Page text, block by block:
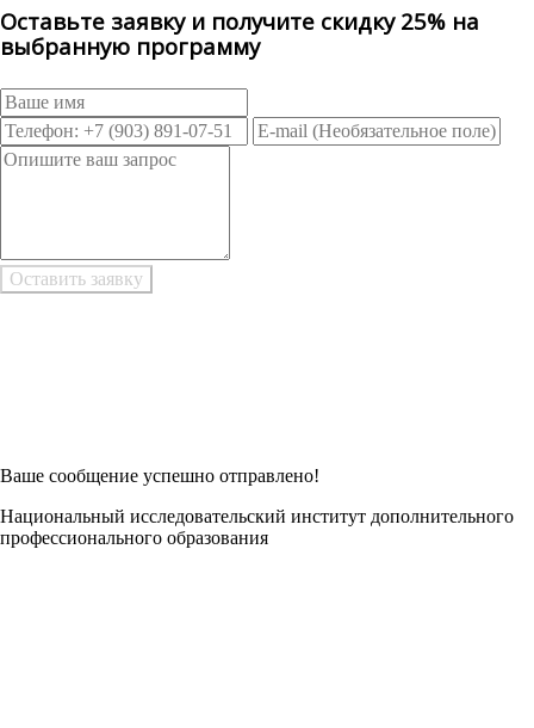
Оставьте заявку и получите скидку 25% на
выбранную программу
Ваше сообщение успешно отправлено!
Национальный исследовательский институт дополнительного
профессионального образования